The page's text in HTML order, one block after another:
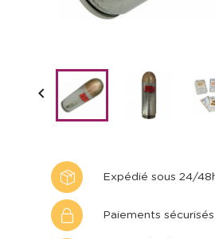

Expédié sous 24/
Paiements sécurisés